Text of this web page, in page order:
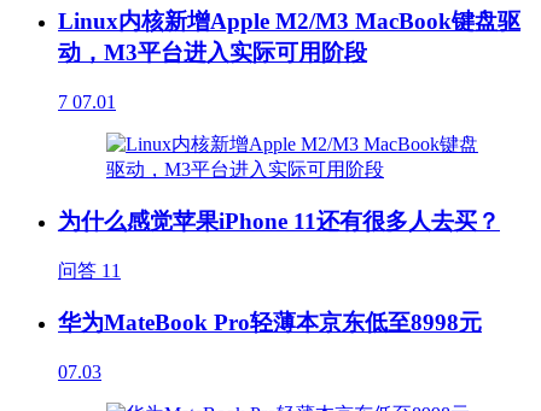
Linux内核新增Apple M2/M3 MacBook键盘驱
动，M3平台进入实际可用阶段
7 07.01
为什么感觉苹果iPhone 11还有很多人去买？
问答 11
华为MateBook Pro轻薄本京东低至8998元
07.03